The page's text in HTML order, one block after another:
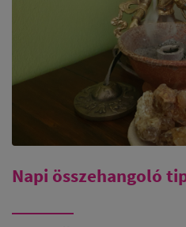
Napi összehangoló